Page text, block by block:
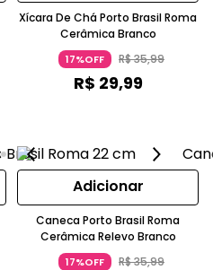
Xícara De Chá Porto Brasil Roma
Cerâmica Branco
17%OFF R$35,99
R$ 29,99
Adicionar
Caneca Porto Brasil Roma
Cerâmica Relevo Branco
17%OFF R$35,99